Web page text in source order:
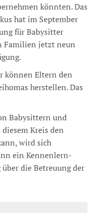
könnten. Das
hat im September
für Babysitter
Familien jetzt neun
können Eltern den
herstellen. Das
Babysittern und
Kreis den
wird sich
ein Kennenlern-
die Betreuung der